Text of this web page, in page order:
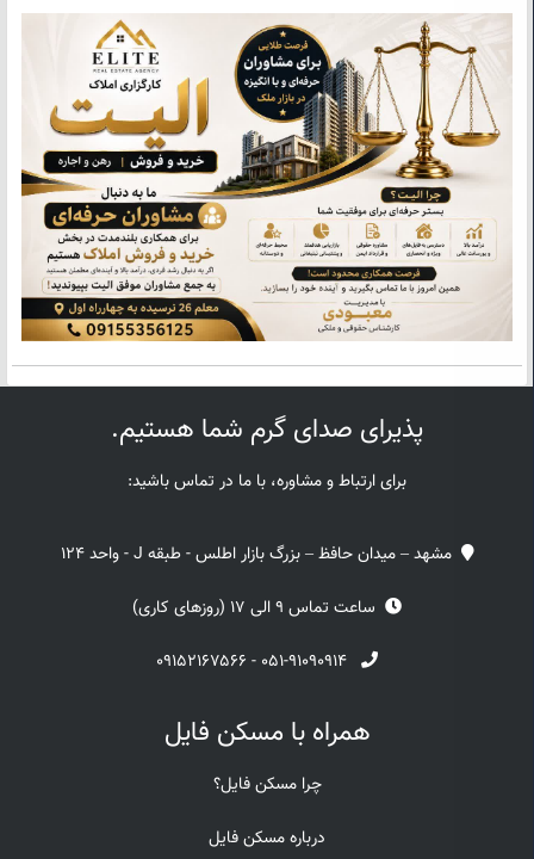
پذیرای صدای گرم شما هستیم.
برای ارتباط و مشاوره، با ما در تماس باشید:
مشهد – میدان حافظ – بزرگ بازار اطلس - طبقه J - واحد 124
ساعت تماس 9 الی 17 (روزهای کاری)
۰۵۱-۹۱۰۹۰۹۱۴ - ۰۹۱۵۲۱۶۷۵۶۶
همراه با مسکن فایل
چرا مسکن فایل؟
درباره مسکن فایل